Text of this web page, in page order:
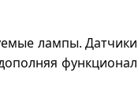
лампы. Датчики
функционал